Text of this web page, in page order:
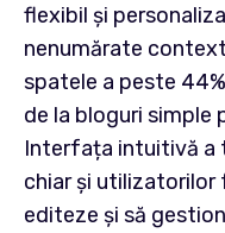
flexibil și
nenumărate
spatele a peste
de la bloguri simple
Interfața intuitivă a
chiar și utilizatorilor
editeze și să